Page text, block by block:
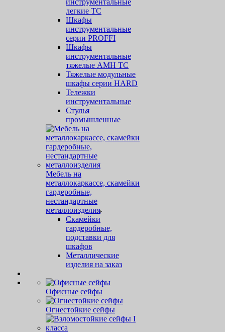
инструментальные
легкие ТС
Шкафы
инструментальные
серии PROFFI
Шкафы
инструментальные
тяжелые AMH TC
Тяжелые модульные
шкафы серии HARD
Тележки
инструментальные
Стулья
промышленные
Мебель на
металлокаркассе, скамейки
гардеробные,
нестандартные
металлоизделия
Скамейки
гардеробные,
подставки для
шкафов
Металлические
изделия на заказ
Офисные сейфы
Огнестойкие сейфы